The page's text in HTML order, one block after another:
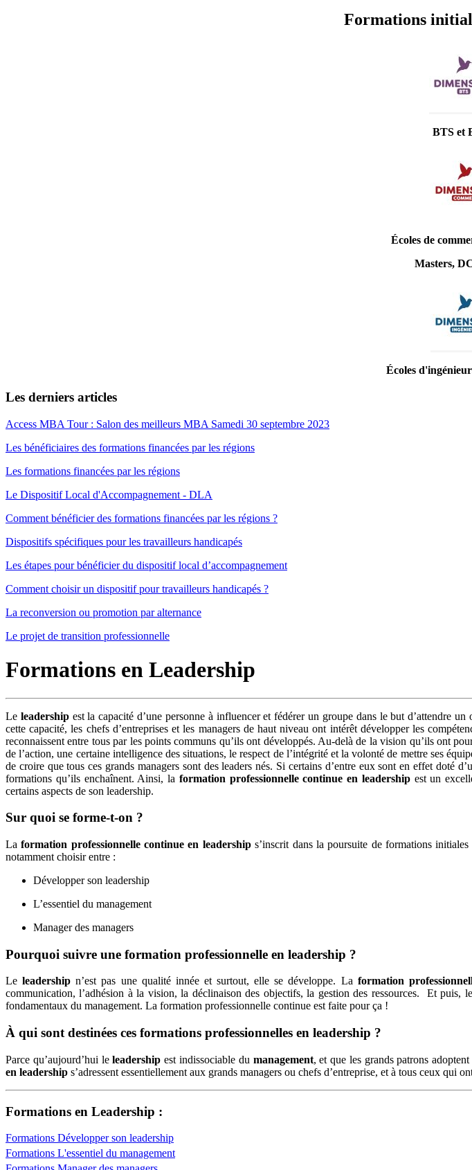
Formations
BTS et
Écoles de
Masters,
Écoles
Les derniers articles
Access MBA Tour : Salon des meilleurs MBA Samedi 30 septembre 2023
Les bénéficiaires des formations financées par les régions
Les formations financées par les régions
Le Dispositif Local d'Accompagnement - DLA
Comment bénéficier des formations financées par les régions ?
Dispositifs spécifiques pour les travailleurs handicapés
Les étapes pour bénéficier du dispositif local d’accompagnement
Comment choisir un dispositif pour travailleurs handicapés ?
La reconversion ou promotion par alternance
Le projet de transition professionnelle
Formations en Leadership
Le leadershipest la capacité d’une personne à influencer et fédérer un groupe dans le but d’attendre
cette capacité, les chefs d’entreprises et les managers de haut niveau ont intérêt développer les
reconnaissent entre tous par les points communs qu’ils ont développés. Au-delà de la vision qu’ils ont
de l’action, une certaine intelligence des situations, le respect de l’intégrité et la volonté de mettre ses
de croire que tous ces grands managers sont des leaders nés. Si certains d’entre eux sont en effet doté
formations qu’ils enchaînent. Ainsi, la formation professionnelle continue en leadershipest un
certains aspects de son leadership.
Sur quoi se forme-t-on ?
Laformation professionnelle continue en leaderships’inscrit dans la poursuite de formations
notamment choisir entre :
Développer son leadership
L’essentiel du management
Manager des managers
Pourquoi suivre une formation professionnelle en leadership ?
Leleadership n’est pas une qualité innée et surtout, elle se développe. La formation
communication, l’adhésion à la vision, la déclinaison des objectifs, la gestion des ressources. Et puis,
fondamentaux du management. La formation professionnelle continue est faite pour ça !
À qui sont destinées ces formations professionnelles en leadership ?
Parce qu’aujourd’hui leleadership est indissociable du management, et que les grands patrons
en leadership s’adressent essentiellement aux grands managers ou chefs d’entreprise, et à tous ceux qui
Formations en Leadership :
Formations Développer son leadership
Formations L'essentiel du management